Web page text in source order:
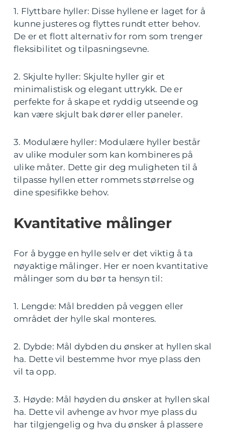
1. Flyttbare hyller: Disse hyllene er laget for å
kunne justeres og flyttes rundt etter behov.
De er et flott alternativ for rom som trenger
fleksibilitet og tilpasningsevne.
2. Skjulte hyller: Skjulte hyller gir et
minimalistisk og elegant uttrykk. De er
perfekte for å skape et ryddig utseende og
kan være skjult bak dører eller paneler.
3. Modulære hyller: Modulære hyller består
av ulike moduler som kan kombineres på
ulike måter. Dette gir deg muligheten til å
tilpasse hyllen etter rommets størrelse og
dine spesifikke behov.
Kvantitative målinger
For å bygge en hylle selv er det viktig å ta
nøyaktige målinger. Her er noen kvantitative
målinger som du bør ta hensyn til:
1. Lengde: Mål bredden på veggen eller
området der hylle skal monteres.
2. Dybde: Mål dybden du ønsker at hyllen skal
ha. Dette vil bestemme hvor mye plass den
vil ta opp.
3. Høyde: Mål høyden du ønsker at hyllen skal
ha. Dette vil avhenge av hvor mye plass du
har tilgjengelig og hva du ønsker å plassere